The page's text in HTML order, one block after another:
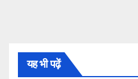
यह भी पढ़ें